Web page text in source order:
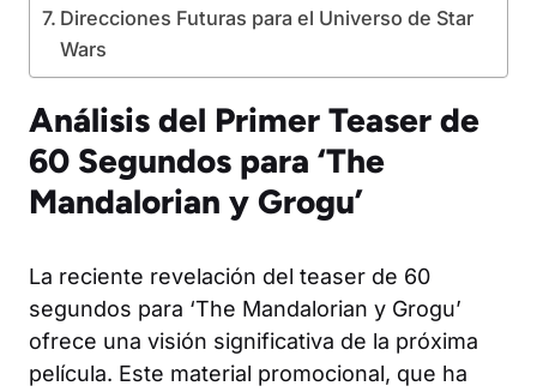
Direcciones Futuras para el Universo de Star
Wars
Análisis del Primer Teaser de
60 Segundos para ‘The
Mandalorian y Grogu’
La reciente revelación del teaser de 60
segundos para ‘The Mandalorian y Grogu’
ofrece una visión significativa de la próxima
película. Este material promocional, que ha